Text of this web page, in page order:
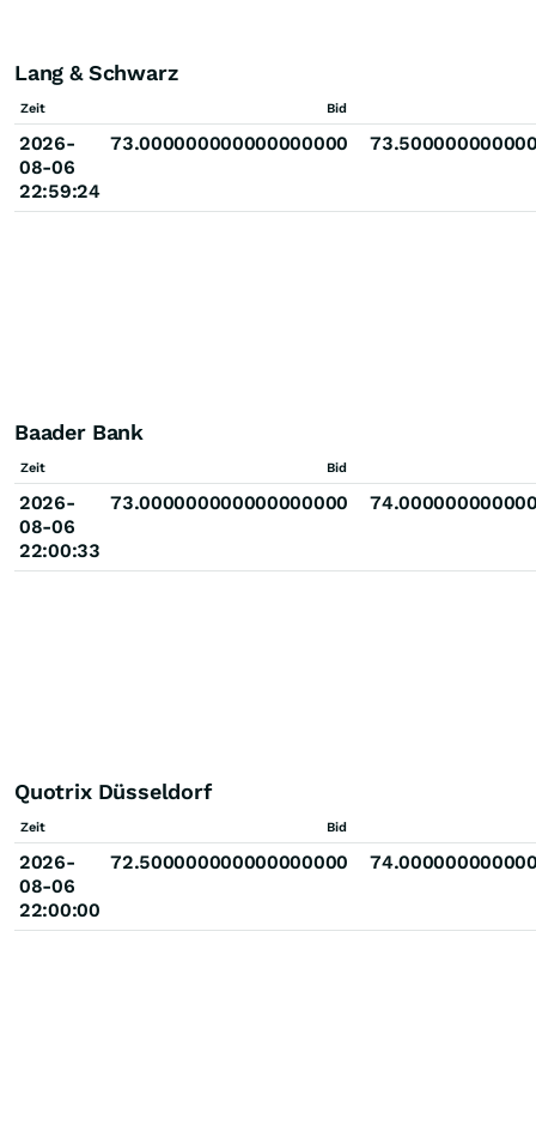
Lang & Schwarz
Zeit Bid
2026-
08-06
22:59:24
73.000000000000000000
Baader Bank
Zeit Bid
2026-
08-06
22:00:33
73.000000000000000000
Quotrix Düsseldorf
Zeit Bid
2026-
08-06
22:00:00
72.500000000000000000